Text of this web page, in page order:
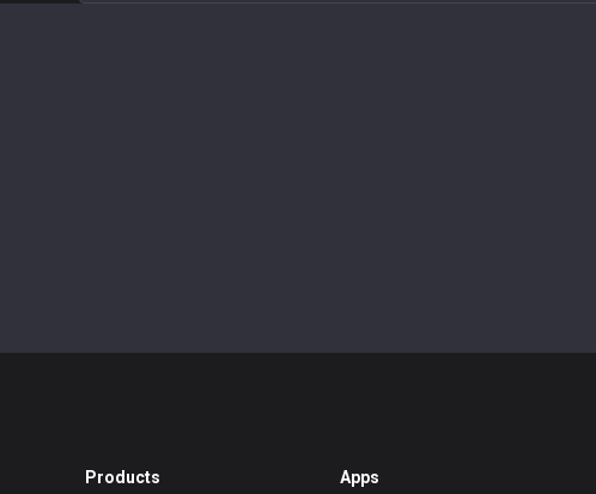
Products Apps